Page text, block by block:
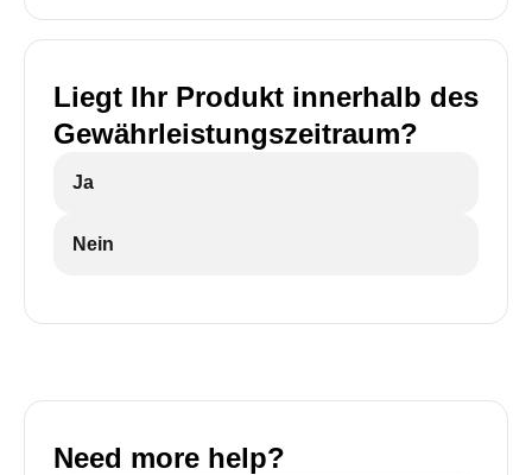
Liegt Ihr Produkt innerhalb des
Gewährleistungszeitraum?
Ja
Nein
Need more help?